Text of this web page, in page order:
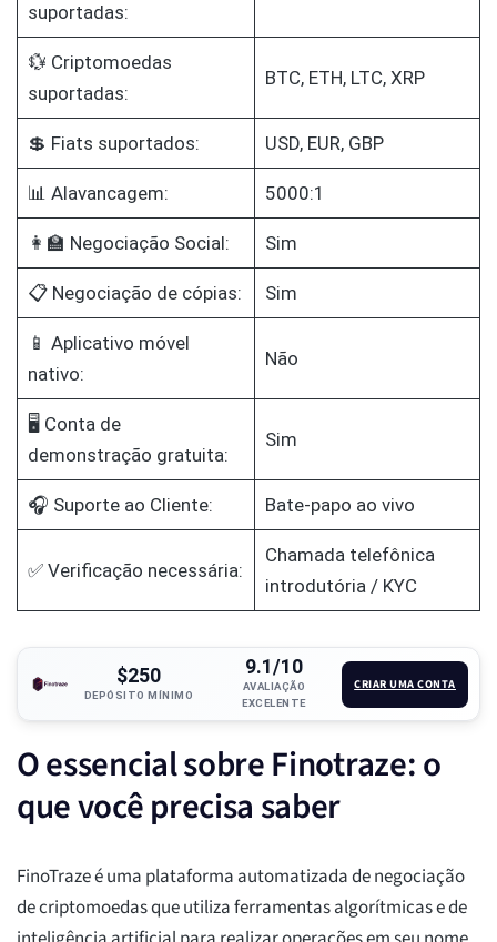
suportadas:
💱 Criptomoedas
suportadas:
BTC, ETH, LTC, XRP
💲 Fiats suportados: USD, EUR, GBP
📊 Alavancagem: 5000:1
👩‍🏫 Negociação Social: Sim
📋 Negociação de cópias: Sim
📱 Aplicativo móvel
nativo:
Não
🖥️ Conta de
demonstração gratuita:
Sim
🎧 Suporte ao Cliente: Bate-papo ao vivo
✅ Verificação necessária:
Chamada telefônica
introdutória / KYC
$250
DEPÓSITO MÍNIMO
9.1/10
AVALIAÇÃO
EXCELENTE
CRIAR UMA CONTA
O essencial sobre Finotraze: o
que você precisa saber
FinoTraze é uma plataforma automatizada de negociação
de criptomoedas que utiliza ferramentas algorítmicas e de